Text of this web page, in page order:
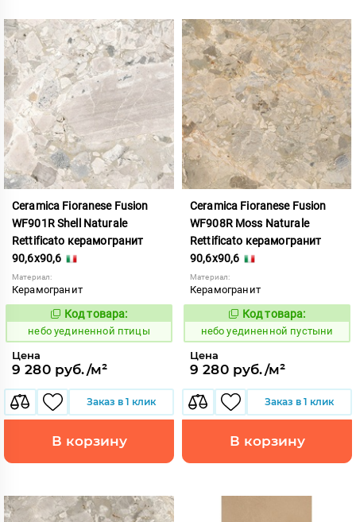
Ceramica Fioranese Fusion
WF901R Shell Naturale
Rettificato керамогранит
90,6x90,6
Материал:
Керамогранит
1122948
Код товара:
небо уединенной птицы
Цена
9 280 руб./м²
Заказ в 1 клик
В корзину
Ceramica Fioranese Fusion
WF908R Moss Naturale
Rettificato керамогранит
90,6x90,6
Материал:
Керамогранит
1122950
Код товара:
небо уединенной пустыни
Цена
9 280 руб./м²
Заказ в 1 клик
В корзину